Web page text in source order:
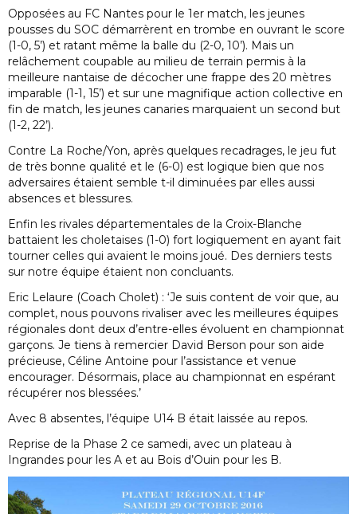
Opposées au FC Nantes pour le 1er match, les jeunes
pousses du SOC démarrèrent en trombe en ouvrant le score
(1-0, 5’) et ratant même la balle du (2-0, 10’). Mais un
relâchement coupable au milieu de terrain permis à la
meilleure nantaise de décocher une frappe des 20 mètres
imparable (1-1, 15’) et sur une magnifique action collective en
fin de match, les jeunes canaries marquaient un second but
(1-2, 22’).
Contre La Roche/Yon, après quelques recadrages, le jeu fut
de très bonne qualité et le (6-0) est logique bien que nos
adversaires étaient semble t-il diminuées par elles aussi
absences et blessures.
Enfin les rivales départementales de la Croix-Blanche
battaient les choletaises (1-0) fort logiquement en ayant fait
tourner celles qui avaient le moins joué. Des derniers tests
sur notre équipe étaient non concluants.
Eric Lelaure (Coach Cholet) : ‘Je suis content de voir que, au
complet, nous pouvons rivaliser avec les meilleures équipes
régionales dont deux d’entre-elles évoluent en championnat
garçons. Je tiens à remercier David Berson pour son aide
précieuse, Céline Antoine pour l’assistance et venue
encourager. Désormais, place au championnat en espérant
récupérer nos blessées.’
Avec 8 absentes, l’équipe U14 B était laissée au repos.
Reprise de la Phase 2 ce samedi, avec un plateau à
Ingrandes pour les A et au Bois d’Ouin pour les B.